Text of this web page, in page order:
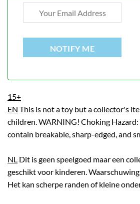
NOTIFY ME
15+
EN This is not a toy but a collector's
children. WARNING! Choking
contain breakable, sharp-edged, and
NL Dit is geen speelgoed maar een
geschikt voor kinderen.
Het kan scherpe randen of kleine